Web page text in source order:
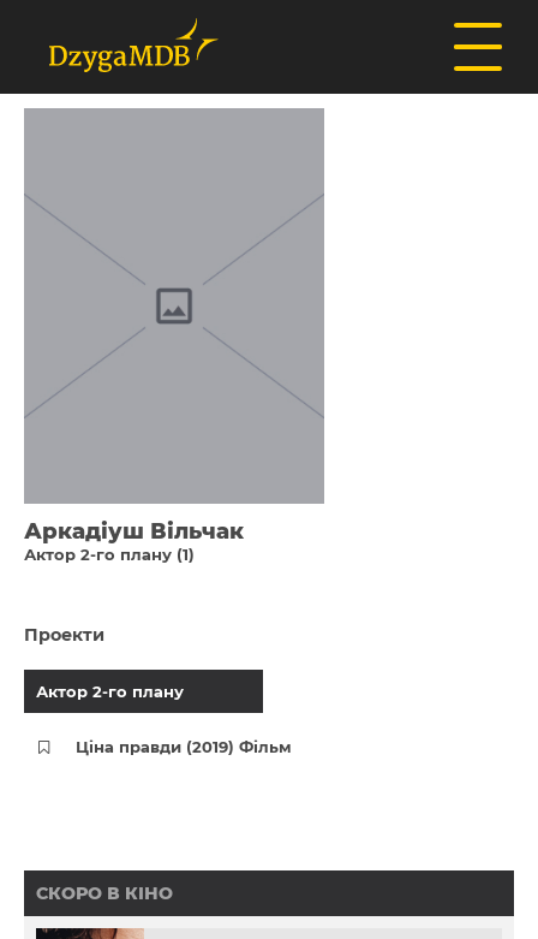
Аркадіуш Вільчак
Актор 2-го плану (1)
Проекти
Актор 2-го плану
Ціна правди (2019) Фільм
СКОРО В КІНО